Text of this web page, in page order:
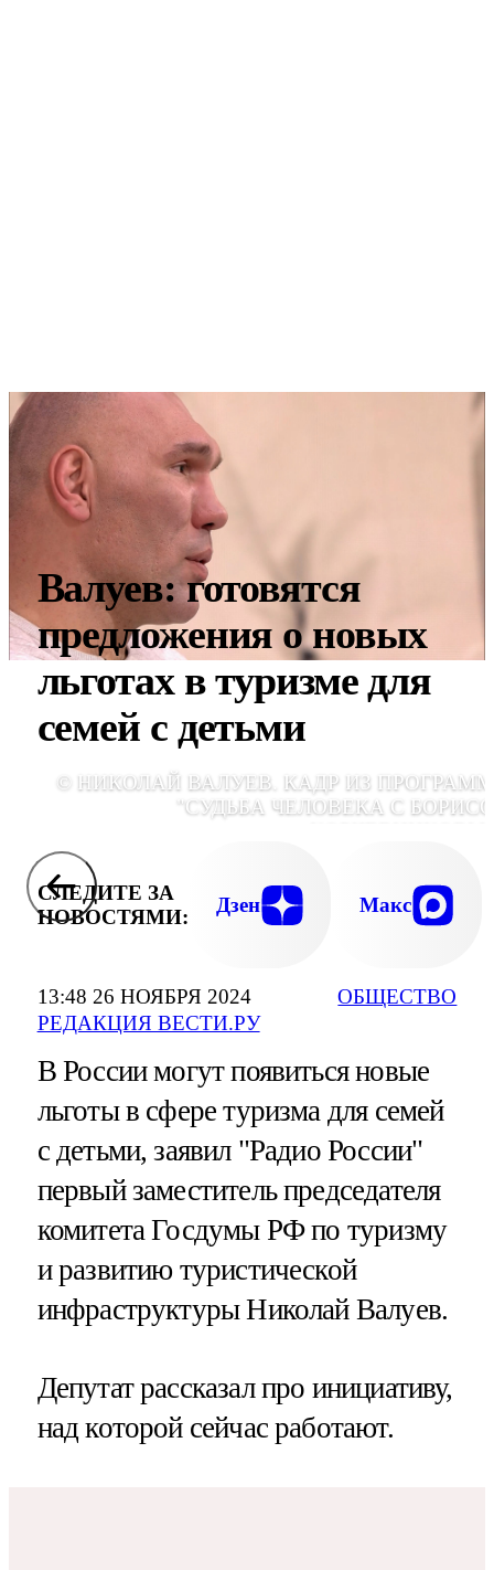
13:48 26 НОЯБРЯ 2024
РЕДАКЦИЯ ВЕСТИ.РУ
ОБЩЕСТВО
Валуев: готовятся
предложения о новых
льготах в туризме для
семей с детьми
© НИКОЛАЙ ВАЛУЕВ. КАДР ИЗ
"СУДЬБА ЧЕЛОВЕКА С
СЛЕДИТЕ ЗА
НОВОСТЯМИ:
Дзен Макс
В России могут появиться новые
льготы в сфере туризма для семей
с детьми, заявил "Радио России"
первый заместитель председателя
комитета Госдумы РФ по туризму
и развитию туристической
инфраструктуры Николай Валуев.
Депутат рассказал про инициативу,
над которой сейчас работают.